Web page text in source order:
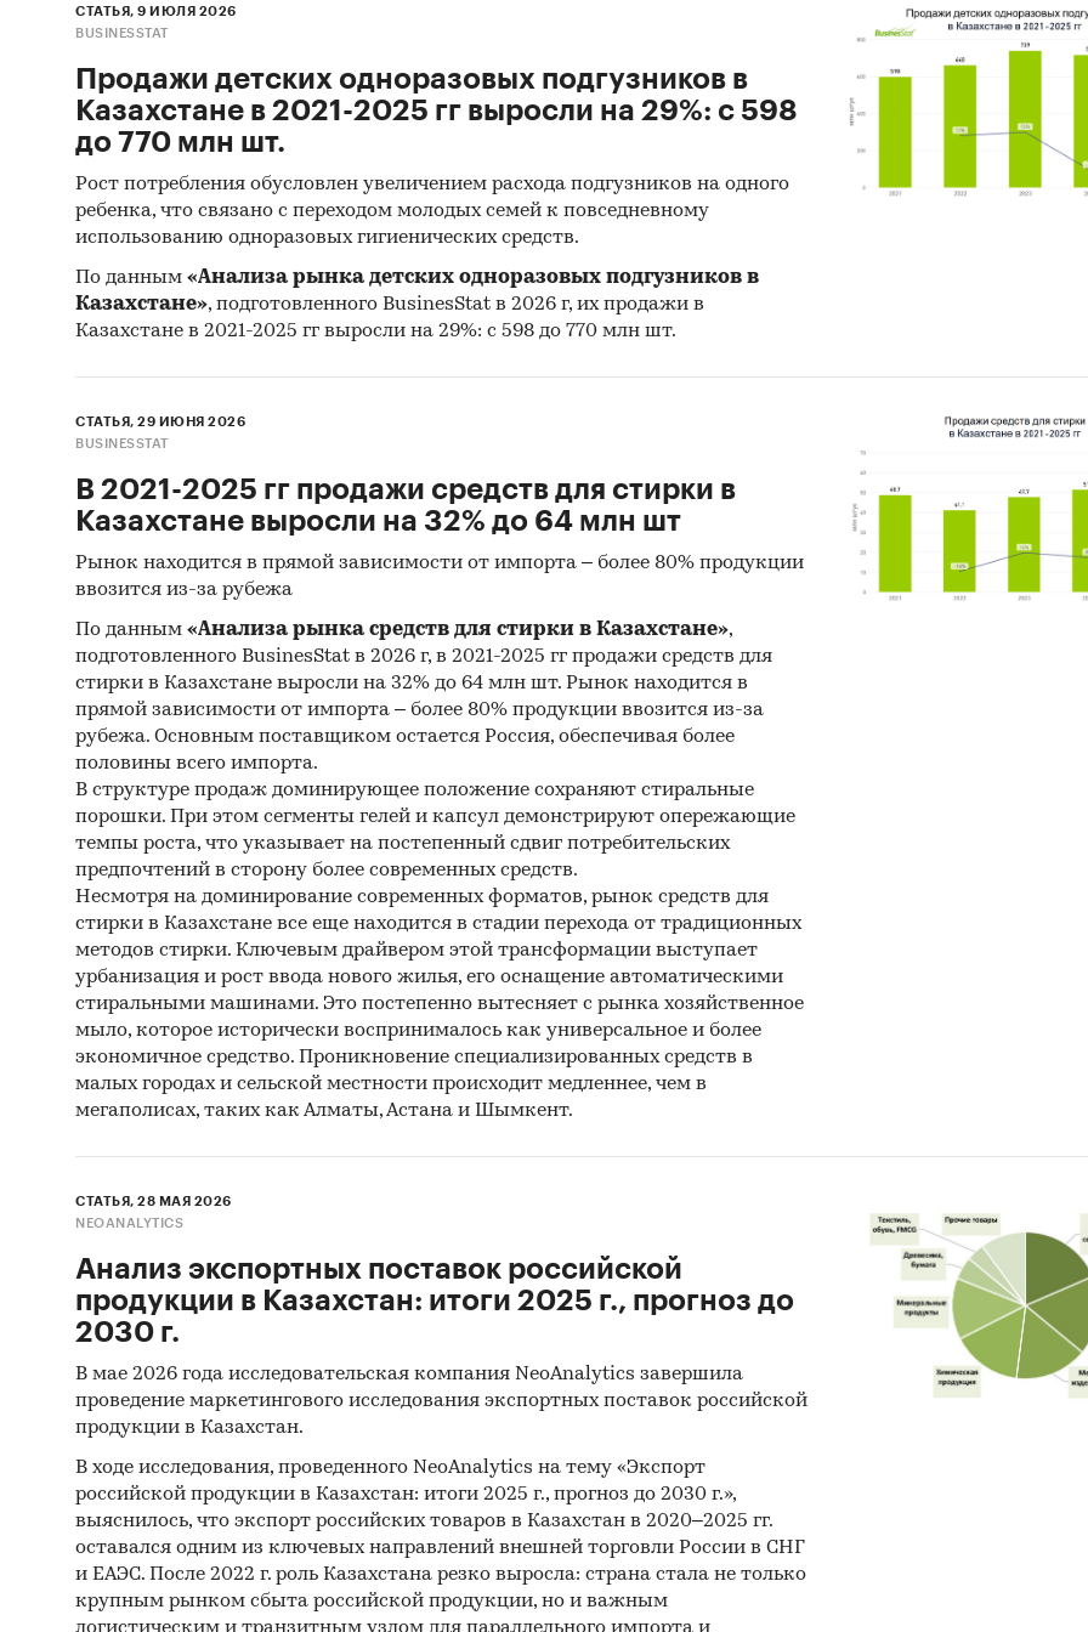
Прогноз развития рынка постельного белья Казахстана
Рекомендации и выводы
Источники информации:
Базы данных государственных органов статистики
Комитет государственных доходов Министерства
Официальная статистика международной торговли
Открытые источники (сайты, порталы)
Региональные и федеральные СМИ
Инсайдерские источники
Специализированные аналитические порталы
Методы:
Кабинетное исследование. Поиск и анализ
различных источников, проведение расчетов.
и аналитика
Прогноз ГидМаркет. Современные статистические
прогнозирования с поправкой на мнение экспертов.
Категории: Потребительские товары /
СНГ / Казахстан
СТАТЬЯ, 9 ИЮЛЯ 2026
BUSINESSTAT
Продажи детских одноразовых подгузников в
Казахстане в 2021-2025 гг выросли на 29%: с 598
до 770 млн шт.
Рост потребления обусловлен увеличением расхода подгузников на одного
ребенка, что связано с переходом молодых семей к повседневному
использованию одноразовых гигиенических средств.
По данным «Анализа рынка детских одноразовых подгузников в
Казахстане», подготовленного BusinesStat в 2026 г, их продажи в
Казахстане в 2021-2025 гг выросли на 29%: с 598 до 770 млн шт.
СТАТЬЯ, 29 ИЮНЯ 2026
BUSINESSTAT
В 2021-2025 гг продажи средств для стирки в
Казахстане выросли на 32% до 64 млн шт
Рынок находится в прямой зависимости от импорта – более 80% продукции
ввозится из-за рубежа
По данным «Анализа рынка средств для стирки в Казахстане»,
подготовленного BusinesStat в 2026 г, в 2021-2025 гг продажи средств для
стирки в Казахстане выросли на 32% до 64 млн шт. Рынок находится в
прямой зависимости от импорта – более 80% продукции ввозится из-за
рубежа. Основным поставщиком остается Россия, обеспечивая более
половины всего импорта.
В структуре продаж доминирующее положение сохраняют стиральные
порошки. При этом сегменты гелей и капсул демонстрируют опережающие
темпы роста, что указывает на постепенный сдвиг потребительских
предпочтений в сторону более современных средств.
Несмотря на доминирование современных форматов, рынок средств для
стирки в Казахстане все еще находится в стадии перехода от традиционных
методов стирки. Ключевым драйвером этой трансформации выступает
урбанизация и рост ввода нового жилья, его оснащение автоматическими
стиральными машинами. Это постепенно вытесняет с рынка хозяйственное
мыло, которое исторически воспринималось как универсальное и более
экономичное средство. Проникновение специализированных средств в
малых городах и сельской местности происходит медленнее, чем в
мегаполисах, таких как Алматы, Астана и Шымкент.
СТАТЬЯ, 28 МАЯ 2026
NEOANALYTICS
Анализ экспортных поставок российской
продукции в Казахстан: итоги 2025 г., прогноз до
2030 г.
В мае 2026 года исследовательская компания NeoAnalytics завершила
проведение маркетингового исследования экспортных поставок российской
продукции в Казахстан.
В ходе исследования, проведенного NeoAnalytics на тему «Экспорт
российской продукции в Казахстан: итоги 2025 г., прогноз до 2030 г.»,
выяснилось, что экспорт российских товаров в Казахстан в 2020–2025 гг.
оставался одним из ключевых направлений внешней торговли России в СНГ
и ЕАЭС. После 2022 г. роль Казахстана резко выросла: страна стала не только
крупным рынком сбыта российской продукции, но и важным